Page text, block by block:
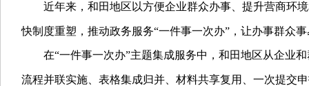
近年来，和田地区以方便企业群众办事、提升营商环
快制度重塑，推动政务服务“一件事一次办”，让办事群众
在“一件事一次办”主题集成服务中，和田地区从企业
流程并联实施、表格集成归并、材料共享复用、一次提交